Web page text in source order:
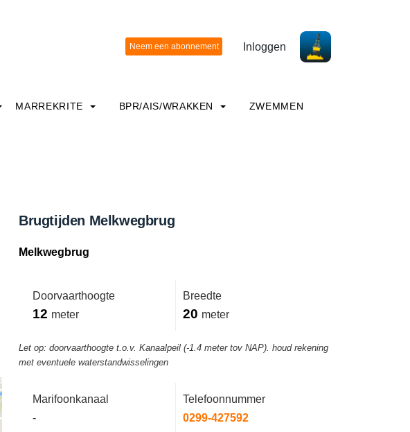
Inloggen
MARREKRITE BPR/AIS/WRAKKEN ZWEMMEN
Brugtijden Melkwegbrug
Melkwegbrug
Doorvaarthoogte
12 meter
Breedte
20 meter
Let op: doorvaarthoogte t.o.v. Kanaalpeil (-1.4 meter tov NAP). houd rekening
met eventuele waterstandwisselingen
Marifoonkanaal
-
Telefoonnummer
0299-427592